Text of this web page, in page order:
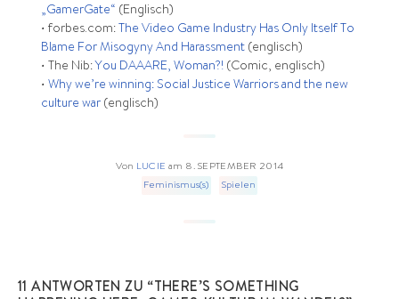
„GamerGate“ (Englisch)
• forbes.com: The Video Game Industry Has Only Itself To
Blame For Misogyny And Harassment(englisch)
• The Nib: You DAAARE, Woman?!(Comic, englisch)
• Why we’re winning: Social Justice Warriors and the new
culture war(englisch)
Von LUCIE am 8. SEPTEMBER 2014
Feminismus(s)
Spielen
11 ANTWORTEN ZU “THERE’S SOMETHING